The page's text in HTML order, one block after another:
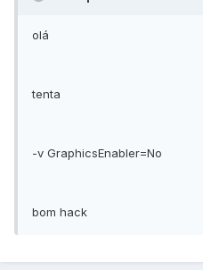
olá
tenta
-v GraphicsEnabler=No
bom hack